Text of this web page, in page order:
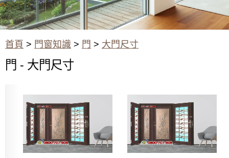
首頁 > 門窗知識 > 門 > 大門尺寸
門 - 大門尺寸